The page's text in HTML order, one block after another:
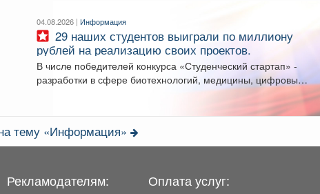
04.08.2026 | Информация
29 наших студентов выиграли по миллиону
рублей на реализацию своих проектов.
В числе победителей конкурса «Студенческий стартап» -
разработки в сфере биотехнологий, медицины, цифровых
тему «Информация»
Рекламодателям: Оплата услуг: